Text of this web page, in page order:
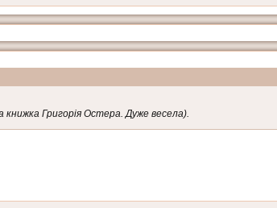
Григорія Остера. Дуже весела).